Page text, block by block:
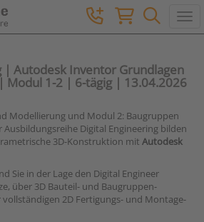
| Autodesk Inventor Grundlagen
Modul 1-2 | 6-tägig | 13.04.2026
Modellierung und Modul 2: Baugruppen
Digital Engineering bilden
3D-Konstruktion mit Autodesk
Sie in der Lage den Digital Engineer
über 3D Bauteil- und Baugruppen-
2D Fertigungs- und Montage-